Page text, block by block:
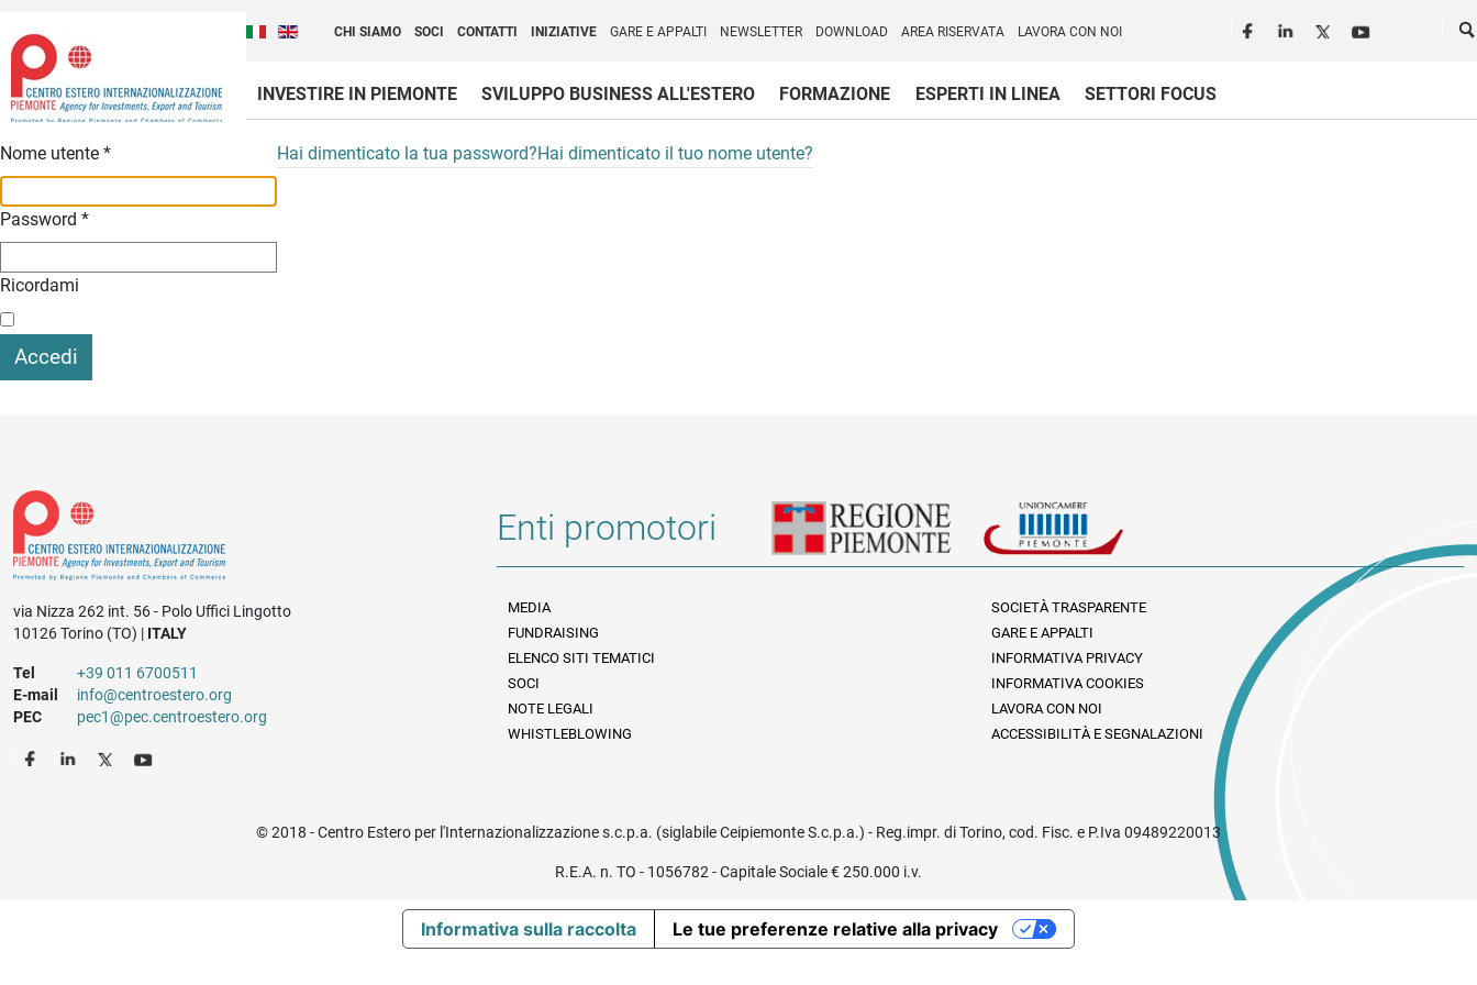
Italiano (Italia)
English (United Kingdom)
CHI SIAMO SOCI CONTATTI INIZIATIVE GARE E APPALTI NEWSLETTER DOWNLOAD AREA RISERVATA LAVORA CON NOI Seguici in rete
INVESTIRE IN PIEMONTE SVILUPPO BUSINESS ALL'ESTERO FORMAZIONE ESPERTI IN LINEA
SETTORI FOCUS
Nome utente *
Password *
Ricordami
Accedi
Hai dimenticato la tua password?Hai dimenticato il tuo nome utente?
via Nizza 262 int. 56 - Polo Uffici Lingotto
10126 Torino (TO) | ITALY
Tel
+39 011 6700511
E-mail
info@centroestero.org
PEC
pec1@pec.centroestero.org
Enti promotori
Informazioni legali e trasparenza
MEDIA
SOCIETÀ TRASPARENTE
FUNDRAISING
GARE E APPALTI
ELENCO SITI TEMATICI
INFORMATIVA PRIVACY
SOCI
INFORMATIVA COOKIES
NOTE LEGALI
LAVORA CON NOI
WHISTLEBLOWING
ACCESSIBILITÀ E SEGNALAZIONI
© 2018 - Centro Estero per l'Internazionalizzazione s.c.p.a. (siglabile Ceipiemonte S.c.p.a.) - Reg.impr. di Torino, cod. Fisc. e P.Iva 09489220013
R.E.A. n. TO - 1056782 - Capitale Sociale € 250.000 i.v.
Informativa sulla raccolta Le tue preferenze relative alla privacy